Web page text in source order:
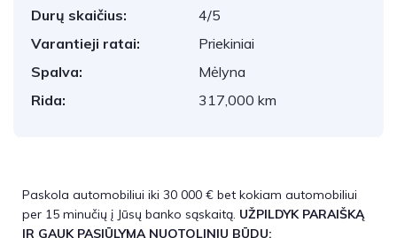
Durų skaičius:
4/5
Varantieji ratai:
Priekiniai
Spalva:
Mėlyna
Rida:
317,000 km
Paskola automobiliui iki 30 000 € bet kokiam automobiliui
per 15 minučių į Jūsų banko sąskaitą. UŽPILDYK PARAIŠKĄ
IR GAUK PASIŪLYMĄ NUOTOLINIU BŪDU: